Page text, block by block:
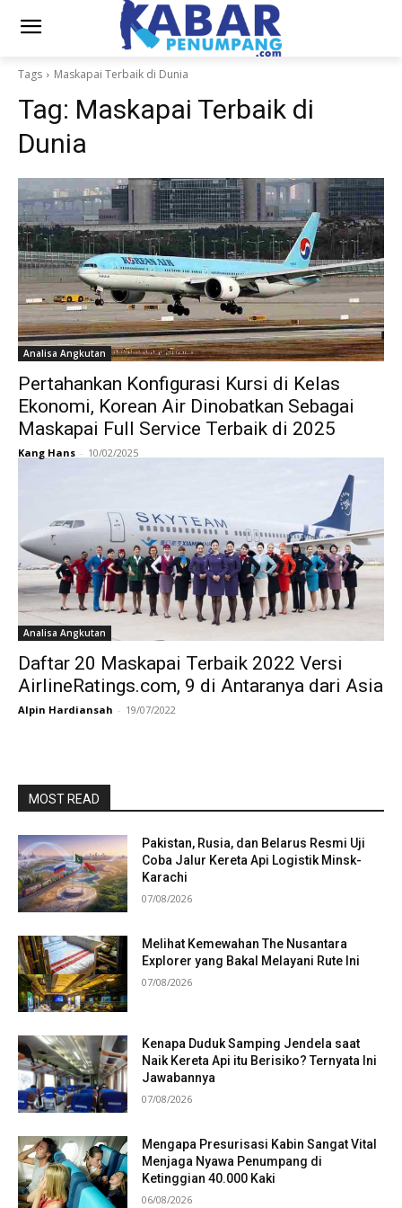
Tags Maskapai Terbaik di Dunia
Tag: Maskapai Terbaik di
Dunia
Analisa Angkutan
Pertahankan Konfigurasi Kursi di Kelas
Ekonomi, Korean Air Dinobatkan Sebagai
Maskapai Full Service Terbaik di 2025
Kang Hans - 10/02/2025
Analisa Angkutan
Daftar 20 Maskapai Terbaik 2022 Versi
AirlineRatings.com, 9 di Antaranya dari Asia
Alpin Hardiansah - 19/07/2022
MOST READ
Pakistan, Rusia, dan Belarus Resmi Uji
Coba Jalur Kereta Api Logistik Minsk-
Karachi
07/08/2026
Melihat Kemewahan The Nusantara
Explorer yang Bakal Melayani Rute Ini
07/08/2026
Kenapa Duduk Samping Jendela saat
Naik Kereta Api itu Berisiko? Ternyata Ini
Jawabannya
07/08/2026
Mengapa Presurisasi Kabin Sangat Vital
Menjaga Nyawa Penumpang di
Ketinggian 40.000 Kaki
06/08/2026